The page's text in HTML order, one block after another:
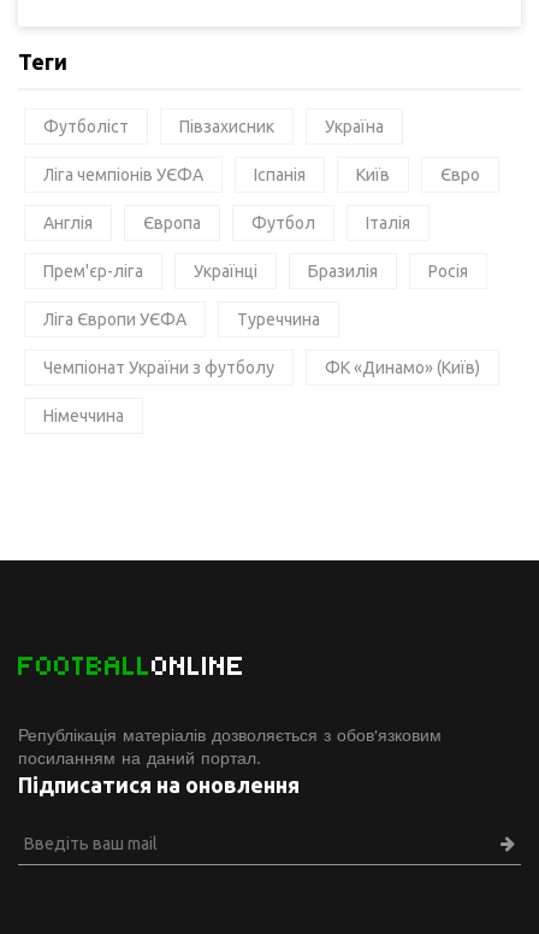
Теги
Футболіст Півзахисник Україна
Ліга чемпіонів УЄФА Іспанія Київ Євро
Англія Європа Футбол Італія
Прем'єр-ліга Українці Бразилія Росія
Ліга Європи УЄФА Туреччина
Чемпіонат України з футболу ФК «Динамо» (Київ)
Німеччина
FOOTBALLONLINE
Републікація матеріалів дозволяється з обов'язковим
посиланням на даний портал.
Підписатися на оновлення